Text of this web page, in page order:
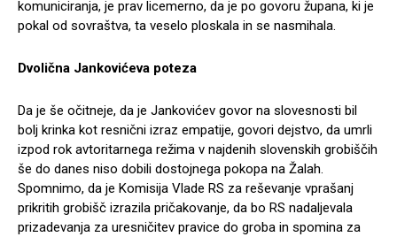
komuniciranja, je prav licemerno, da je po govoru župana, ki je
pokal od sovraštva, ta veselo ploskala in se nasmihala.
Dvolična Jankovićeva poteza
Da je še očitneje, da je Jankovićev govor na slovesnosti bil
bolj krinka kot resnični izraz empatije, govori dejstvo, da umrli
izpod rok avtoritarnega režima v najdenih slovenskih grobiščih
še do danes niso dobili dostojnega pokopa na Žalah.
Spomnimo, da je Komisija Vlade RS za reševanje vprašanj
prikritih grobišč izrazila pričakovanje, da bo RS nadaljevala
prizadevanja za uresničitev pravice do groba in spomina za